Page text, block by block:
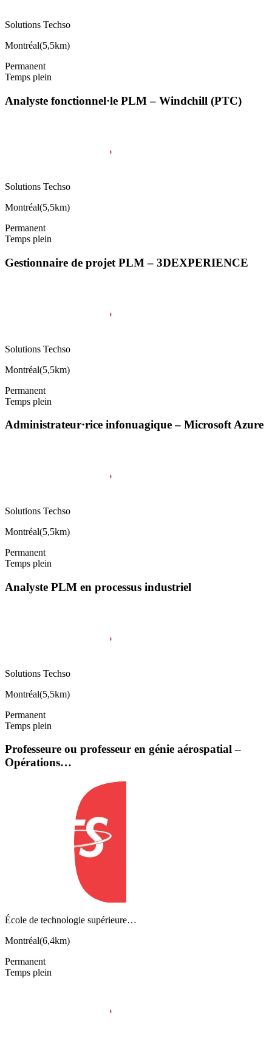
Solutions Techso
Montréal(5,5km)
Permanent
Temps plein
Analyste fonctionnel·le PLM – Windchill (PTC)
Solutions Techso
Montréal(5,5km)
Permanent
Temps plein
Gestionnaire de projet PLM – 3DEXPERIENCE
Solutions Techso
Montréal(5,5km)
Permanent
Temps plein
Administrateur·rice infonuagique – Microsoft Azure
Solutions Techso
Montréal(5,5km)
Permanent
Temps plein
Analyste PLM en processus industriel
Solutions Techso
Montréal(5,5km)
Permanent
Temps plein
Professeure ou professeur en génie aérospatial –
Opérations…
École de technologie supérieure…
Montréal(6,4km)
Permanent
Temps plein